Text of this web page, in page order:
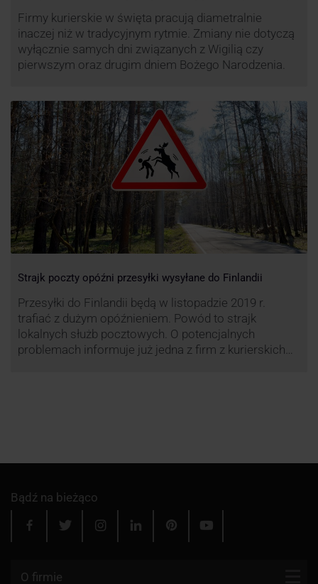
Firmy kurierskie w święta pracują diametralnie
inaczej niż w tradycyjnym rytmie. Zmiany nie dotyczą
wyłącznie samych dni związanych z Wigilią czy
pierwszym oraz drugim dniem Bożego Narodzenia.
Strajk poczty opóźni przesyłki wysyłane do Finlandii
Przesyłki do Finlandii będą w listopadzie 2019 r.
trafiać z dużym opóźnieniem. Powód to strajk
lokalnych służb pocztowych. O potencjalnych
problemach informuje już jedna z firm z kurierskich
Bądź na bieżąco
O firmie